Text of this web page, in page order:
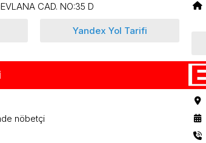
CAD. NO:35 D
Yandex Yol Tarifi
nöbetçi